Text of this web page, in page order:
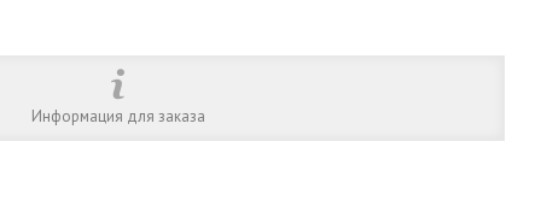
Информация для заказа